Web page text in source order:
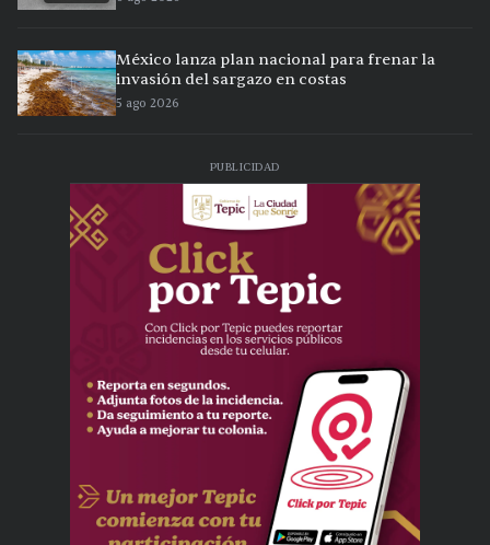
México lanza plan nacional para frenar la
invasión del sargazo en costas
5 ago 2026
PUBLICIDAD